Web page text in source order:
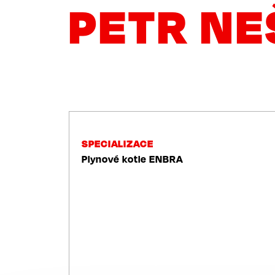
NAVIGACE
PETR
SPECIALIZACE
Plynové kotle ENBRA